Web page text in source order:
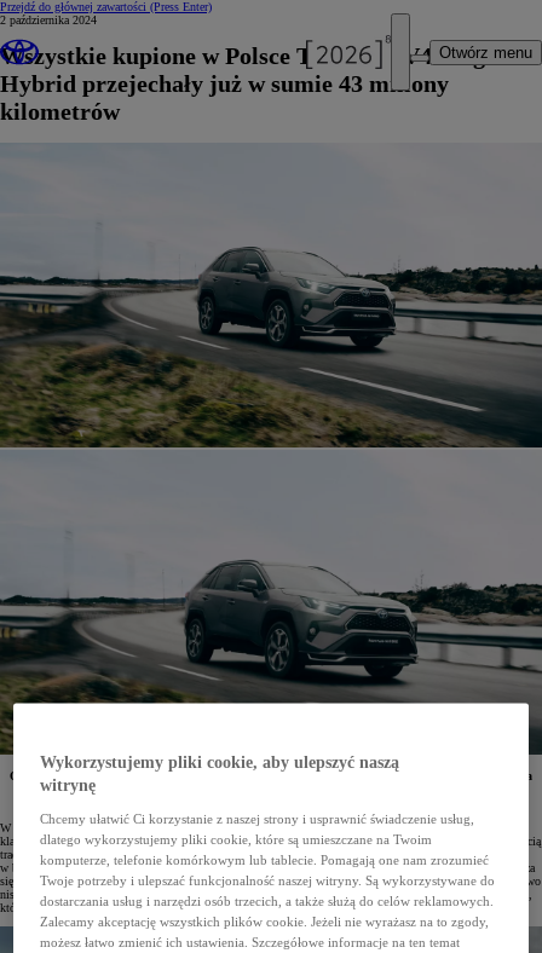
Przejdź do głównej zawartości (Press Enter)
Otwórz menu
2 października 2024
Wszystkie kupione w Polsce Toyoty RAV4 Plug-in
Hybrid przejechały już w sumie 43 miliony
kilometrów
Od kiedy Toyota RAV4 Plug-in Hybrid trafiła do salonów, polscy użytkownicy tego wydajnego auta
mogą pochwalić się imponującymi wynikami. Po pokonaniu już ponad 43 milionów kilometrów
W ciągu ostatnich trzech dekad napędy hybrydowe Toyoty stały się symbolem elektryfikacji. Oprócz
klasycznych hybryd marka stale rozwija hybrydy plug-in łączące zalety pojazdów elektrycznych z elastycznością
tradycyjnych hybryd. Wydajne i pojemne baterie pozwalają tym samochodom pokonywać znaczne odległości
w bezemisyjnym trybie elektrycznym. Po wyczerpaniu energii w akumulatorze pojazd automatycznie przełącza
się na tryb hybrydowy, a wtedy silnik spalinowy wspomagany jest przez elektryczny, co pozwala na wyjątkowo
niskie zużycie paliwa. Potwierdzeniem tych danych są osiągi 823 egzemplarzy Toyoty RAV4 Plug-in Hybrid,
które trafiły do klientów w Polsce.
Wykorzystujemy pliki cookie, aby ulepszyć naszą
witrynę
Chcemy ułatwić Ci korzystanie z naszej strony i usprawnić świadczenie usług,
dlatego wykorzystujemy pliki cookie, które są umieszczane na Twoim
komputerze, telefonie komórkowym lub tablecie. Pomagają one nam zrozumieć
Twoje potrzeby i ulepszać funkcjonalność naszej witryny. Są wykorzystywane do
dostarczania usług i narzędzi osób trzecich, a także służą do celów reklamowych.
Zalecamy akceptację wszystkich plików cookie. Jeżeli nie wyrażasz na to zgody,
możesz łatwo zmienić ich ustawienia. Szczegółowe informacje na ten temat